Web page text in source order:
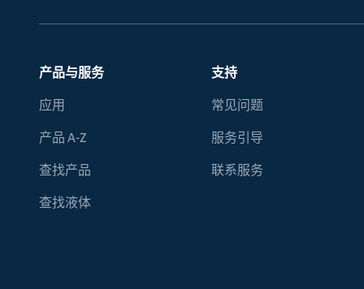
产品与服务
应用
产品 A-Z
查找产品
查找液体
支持
常见问题
服务引导
联系服务